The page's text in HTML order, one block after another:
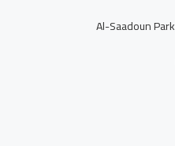
Al-Saadoun